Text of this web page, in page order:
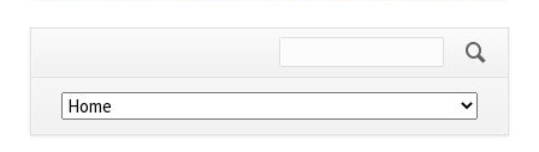
Navigatie
overslaan